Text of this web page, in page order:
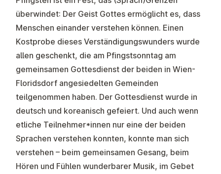
überwindet: Der Geist Gottes ermöglicht es, dass
Menschen einander verstehen können. Einen
Kostprobe dieses Verständigungswunders wurde
allen geschenkt, die am Pfingstsonntag am
gemeinsamen Gottesdienst der beiden in Wien-
Floridsdorf angesiedelten Gemeinden
teilgenommen haben. Der Gottesdienst wurde in
deutsch und koreanisch gefeiert. Und auch wenn
etliche Teilnehmer*innen nur eine der beiden
Sprachen verstehen konnten, konnte man sich
verstehen – beim gemeinsamen Gesang, beim
Hören und Fühlen wunderbarer Musik, im Gebet